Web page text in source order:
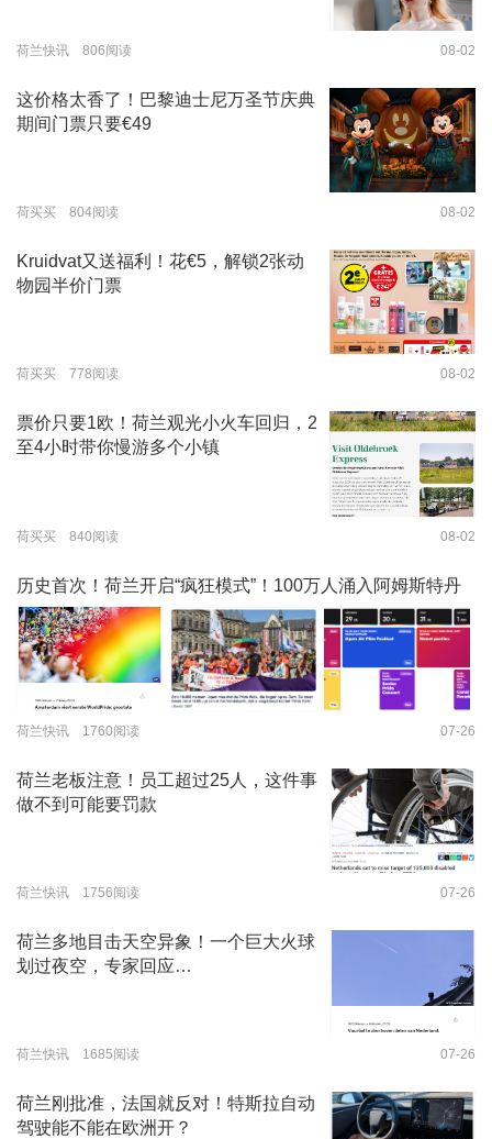
荷兰快讯 806阅读 08-02
这价格太香了！巴黎迪士尼万圣节庆典
期间门票只要€49
荷买买 804阅读 08-02
Kruidvat又送福利！花€5，解锁2张动
物园半价门票
荷买买 778阅读 08-02
票价只要1欧！荷兰观光小火车回归，2
至4小时带你慢游多个小镇
荷买买 840阅读 08-02
历史首次！荷兰开启“疯狂模式”！100万人涌入阿姆斯特丹
荷兰快讯 1760阅读 07-26
荷兰老板注意！员工超过25人，这件事
做不到可能要罚款
荷兰快讯 1756阅读 07-26
荷兰多地目击天空异象！一个巨大火球
划过夜空，专家回应…
荷兰快讯 1685阅读 07-26
荷兰刚批准，法国就反对！特斯拉自动
驾驶能不能在欧洲开？